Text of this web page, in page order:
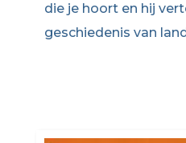
die je hoort en hij
geschiedenis van